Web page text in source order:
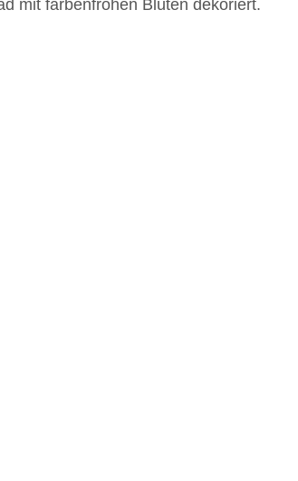
mit farbenfrohen Blüten dekoriert.